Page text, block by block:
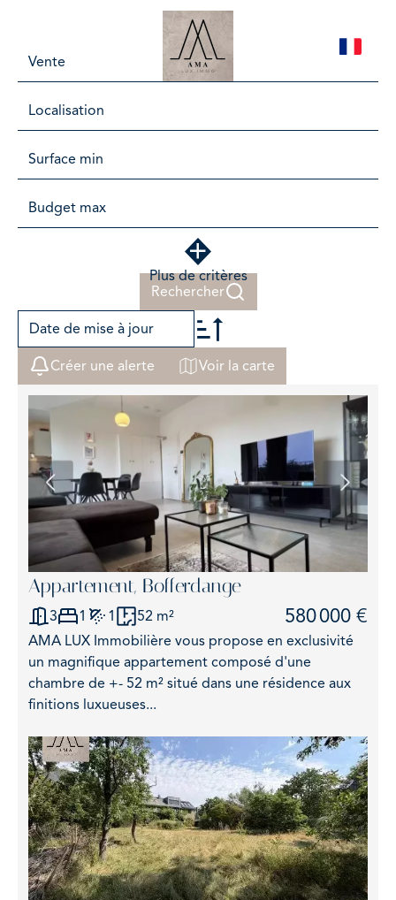
Vente
Localisation
Plus de critères
Rechercher
Date de mise à jour
Créer une alerte Voir la carte
Appartement, Bofferdange
3 1 1 52 m² 580 000 €
AMA LUX Immobilière vous propose en exclusivité
un magnifique appartement composé d'une
chambre de +- 52 m² situé dans une résidence aux
finitions luxueuses...
19
+
−